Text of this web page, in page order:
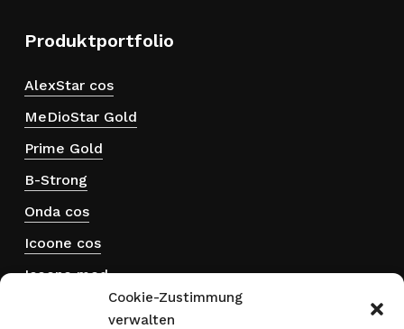
Cookie-Zustimmung
verwalten
Produktportfolio
AlexStar cos
MeDioStar Gold
Prime Gold
B-Strong
Onda cos
Icoone cos
Icoone med
Hydra touch H₂